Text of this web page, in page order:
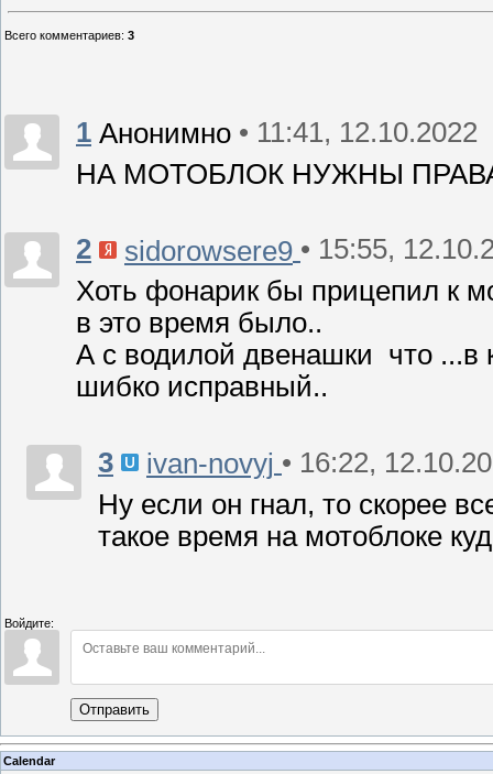
Всего комментариев: 3
1 Анонимно • 11:41, 12.10.2022
НА МОТОБЛОК НУЖНЫ
2 sidorowsere9 • 15:55,
Хоть фонарик бы прицепил к
в это время было..
А с водилой двенашки что ...в
шибко исправный..
3 ivan-novyj • 16:22,
Ну если он гнал, то скорее
такое время на мотоблоке
Войдите:
Отправить
Calendar